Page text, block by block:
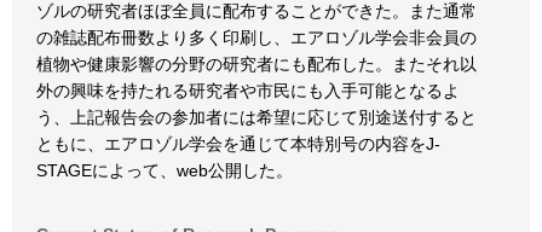
ゾルの研究者ほぼ全員に配布することができた。また通常
の雑誌配布冊数より多く印刷し、エアロゾル学会非会員の
植物や健康影響の分野の研究者にも配布した。またそれ以
外の興味を持たれる研究者や市民にも入手可能となるよ
う、上記報告会の参加者には希望に応じて別途送付すると
ともに、エアロゾル学会を通じて本特別号の内容をJ-
STAGEによって、web公開した。